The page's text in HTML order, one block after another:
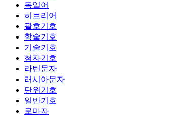
독일어
히브리어
괄호기호
학술기호
기술기호
첨자기호
라틴문자
러시아문자
단위기호
일반기호
로마자